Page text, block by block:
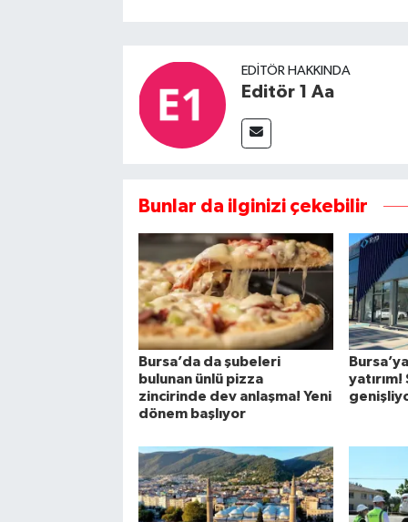
EDITÖR HAKKINDA
Editör 1 Aa
Bunlar da ilginizi çekebilir
Bursa’da da şubeleri
bulunan ünlü pizza
zincirinde dev anlaşma! Yeni
dönem başlıyor
yatırım!